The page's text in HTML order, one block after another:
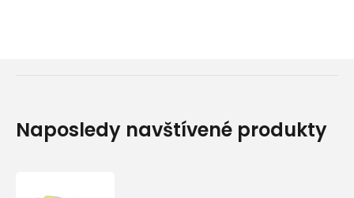
Naposledy navštívené produkty